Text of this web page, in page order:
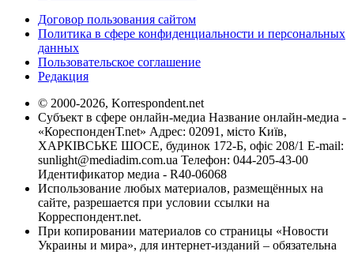
Договор пользования сайтом
Политика в сфере конфиденциальности и персональных
данных
Пользовательское соглашение
Редакция
© 2000-2026, Korrespondent.net
Субъект в сфере онлайн-медиа Название онлайн-медиа -
«КореспонденТ.net» Адрес: 02091, місто Київ,
ХАРКІВСЬКЕ ШОСЕ, будинок 172-Б, офіс 208/1 E-mail:
sunlight@mediadim.com.ua Телефон: 044-205-43-00
Идентификатор медиа - R40-06068
Использование любых материалов, размещённых на
сайте, разрешается при условии ссылки на
Корреспондент.net.
При копировании материалов со страницы «Новости
Украины и мира», для интернет-изданий – обязательна